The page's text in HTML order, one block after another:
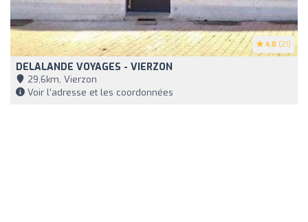
4.8 (21)
DELALANDE VOYAGES - VIERZON
29,6km, Vierzon
Voir l'adresse et les coordonnées